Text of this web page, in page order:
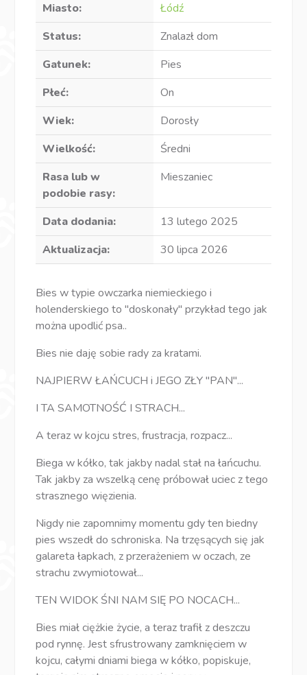
Miasto:
Łódź
Status:
Znalazł dom
Gatunek:
Pies
Płeć:
On
Wiek:
Dorosły
Wielkość:
Średni
Rasa lub w
podobie rasy:
Mieszaniec
Data dodania:
13 lutego 2025
Aktualizacja:
30 lipca 2026
Bies w typie owczarka niemieckiego i
holenderskiego to "doskonały" przykład tego jak
można upodlić psa..
Bies nie daję sobie rady za kratami.
NAJPIERW ŁAŃCUCH i JEGO ZŁY "PAN"...
I TA SAMOTNOŚĆ I STRACH...
A teraz w kojcu stres, frustracja, rozpacz...
Biega w kółko, tak jakby nadal stał na łańcuchu.
Tak jakby za wszelką cenę próbował uciec z tego
strasznego więzienia.
Nigdy nie zapomnimy momentu gdy ten biedny
pies wszedł do schroniska. Na trzęsących się jak
galareta łapkach, z przerażeniem w oczach, ze
strachu zwymiotował...
TEN WIDOK ŚNI NAM SIĘ PO NOCACH...
Bies miał ciężkie życie, a teraz trafił z deszczu
pod rynnę. Jest sfrustrowany zamknięciem w
kojcu, całymi dniami biega w kółko, popiskuje,